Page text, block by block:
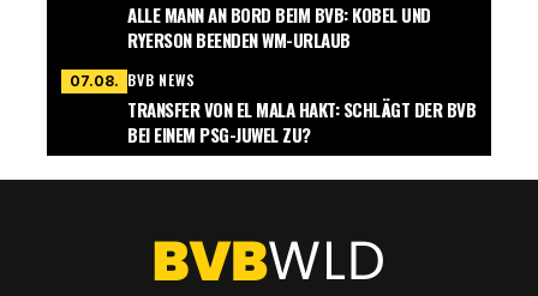
ALLE MANN AN BORD BEIM BVB: KOBEL UND
RYERSON BEENDEN WM-URLAUB
07.08. BVB NEWS
TRANSFER VON EL MALA HAKT: SCHLÄGT DER BVB
BEI EINEM PSG-JUWEL ZU?